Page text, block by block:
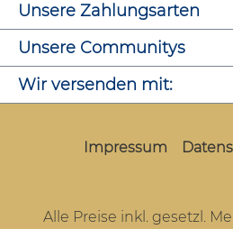
Unsere Zahlungsarten
Unsere Communitys
Wir versenden mit:
Impressum
Alle Preise inkl. gesetzl.